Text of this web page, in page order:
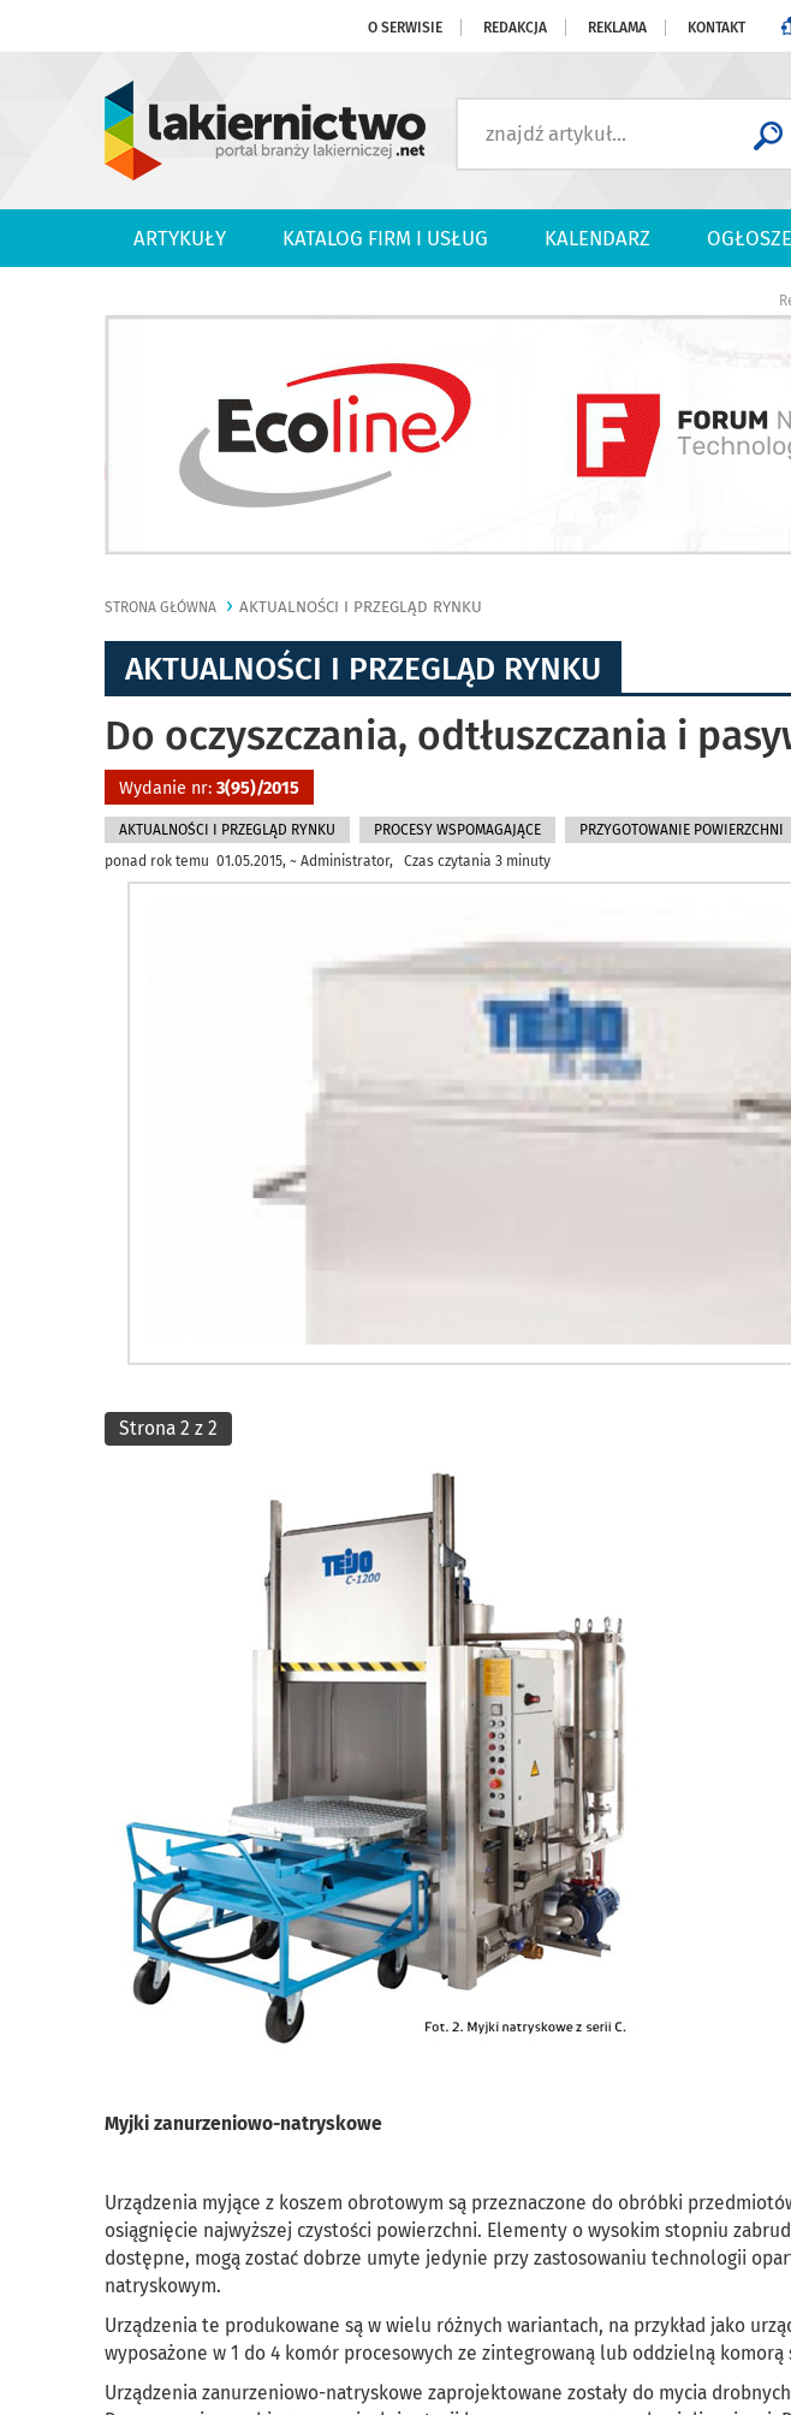
O SERWISIE REDAKCJA REKLAMA KONTAKT
ARTYKUŁY KATALOG FIRM I USŁUG KALENDARZ
STRONA GŁÓWNA AKTUALNOŚCI I PRZEGLĄD RYNKU
AKTUALNOŚCI I PRZEGLĄD RYNKU
Do oczyszczania, odtłuszczania i
Wydanie nr: 3(95)/2015
AKTUALNOŚCI I PRZEGLĄD RYNKU PROCESY WSPOMAGAJĄCE
PRZYGOTOWANIE POWIERZCHNI
ponad rok temu 01.05.2015, ~ Administrator, Czas czytania 3 minuty
Strona 2 z 2
Myjki zanurzeniowo-natryskowe
Urządzenia myjące z koszem obrotowym są przeznaczone do obróbki
osiągnięcie najwyższej czystości powierzchni. Elementy o wysokim stopniu
dostępne, mogą zostać dobrze umyte jedynie przy zastosowaniu technologii
natryskowym.
Urządzenia te produkowane są w wielu różnych wariantach, na przykład jako
wyposażone w 1 do 4 komór procesowych ze zintegrowaną lub oddzielną komorą
Urządzenia zanurzeniowo-natryskowe zaprojektowane zostały do mycia